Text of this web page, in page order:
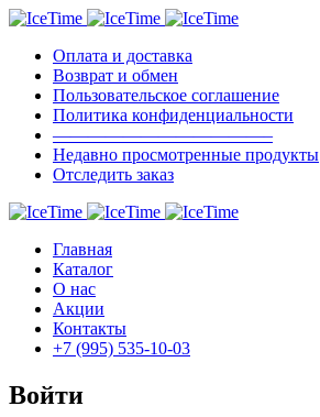
Оплата и доставка
Возврат и обмен
Пользовательское соглашение
Политика конфиденциальности
————————————–
Недавно просмотренные продукты
Отследить заказ
Главная
Каталог
О нас
Акции
Контакты
+7 (995) 535-10-03
Войти